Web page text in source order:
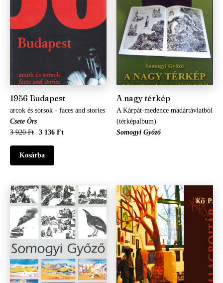
1956 Budapest
arcok és sorsok - faces and stories
Csete Örs
3 920 Ft
3 136 Ft
A nagy térkép
A Kárpát-medence madártávlatból
(térképalbum)
Somogyi Győző